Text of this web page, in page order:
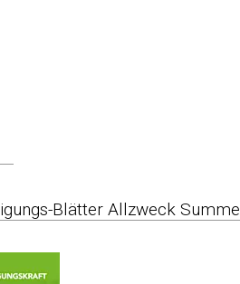
Blätter Allzweck